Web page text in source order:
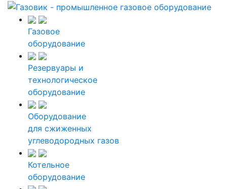
Газовое
оборудование
Резервуары и
технологическое
оборудование
Оборудование
для сжиженных
углеводородных газов
Котельное
оборудование